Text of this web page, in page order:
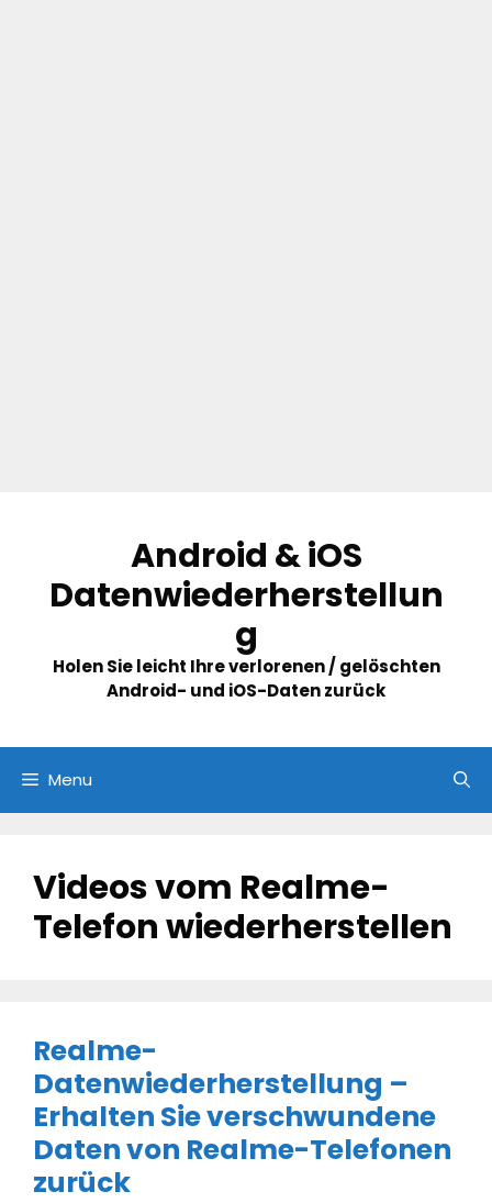
content
Android & iOS
Datenwiederherstellun
g
Holen Sie leicht Ihre verlorenen / gelöschten
Android- und iOS-Daten zurück
Menu
Videos vom Realme-
Telefon wiederherstellen
Realme-
Datenwiederherstellung –
Erhalten Sie verschwundene
Daten von Realme-Telefonen
zurück